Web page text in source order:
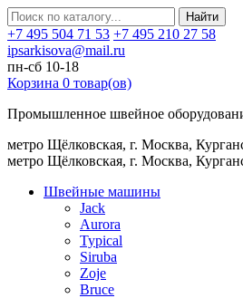
Найти
+7 495 504 71 53 +7 495 210 27 58
ipsarkisova@mail.ru
пн-сб 10-18
Корзина 0 товар(ов)
Промышленное швейное
метро Щёлковская, г. Москва,
метро Щёлковская, г. Москва,
Швейные машины
Jack
Aurora
Typical
Siruba
Zoje
Bruce